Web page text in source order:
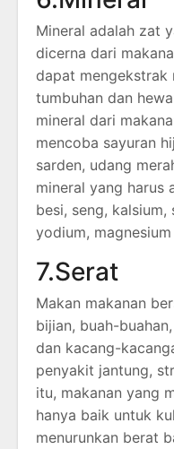
Mineral adalah zat
dicerna dari
dapat mengekstrak
tumbuhan dan
mineral dari
mencoba sayuran
sarden, udang
mineral yang harus
besi, seng, kalsium,
yodium,
7.Serat
Makan makanan
bijian, buah-
dan kacang-
penyakit jantung,
itu, makanan yang
hanya baik untuk
menurunkan berat